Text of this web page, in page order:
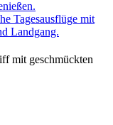
Tagesausflüge mit
Landgang.